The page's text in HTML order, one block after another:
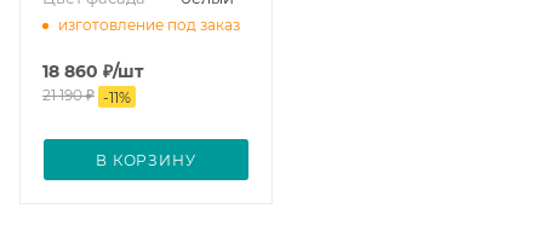
изготовление под заказ
18 860 ₽/шт
21 190₽ -11%
В КОРЗИНУ